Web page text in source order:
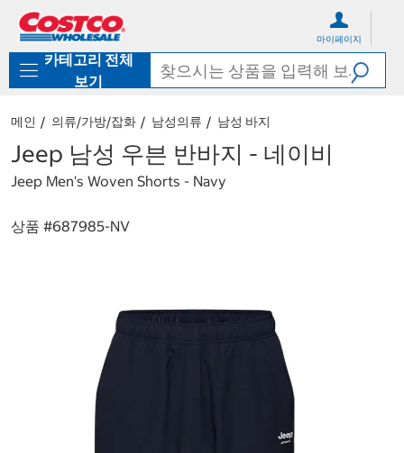
로
기
가
마이페이지
카테고리 전체
보기
메인 의류/가방/잡화 남성의류 남성 바지
Jeep 남성 우븐 반바지 - 네이비
Jeep Men's Woven Shorts - Navy
상품 #687985-NV